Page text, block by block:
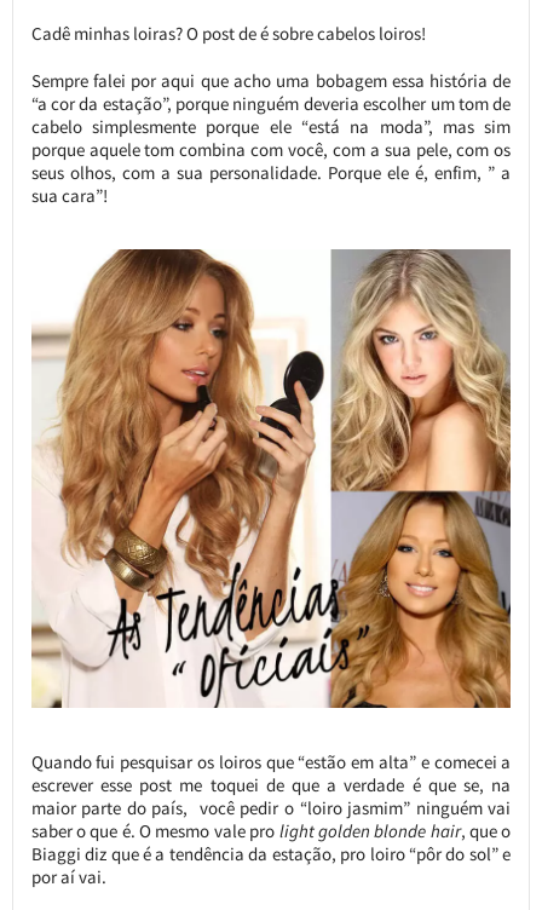
Cadê minhas loiras? O post de é sobre cabelos loiros!
Sempre falei por aqui que acho uma bobagem essa história de
“a cor da estação”, porque ninguém deveria escolher um tom de
cabelo simplesmente porque ele “está na moda”, mas sim
porque aquele tom combina com você, com a sua pele, com os
seus olhos, com a sua personalidade. Porque ele é, enfim, ” a
sua cara”!
Quando fui pesquisar os loiros que “estão em alta” e comecei a
escrever esse post me toquei de que a verdade é que se, na
maior parte do país, você pedir o “loiro jasmim” ninguém vai
saber o que é. O mesmo vale pro light golden blonde hair, que o
Biaggi diz que é a tendência da estação, pro loiro “pôr do sol” e
por aí vai.